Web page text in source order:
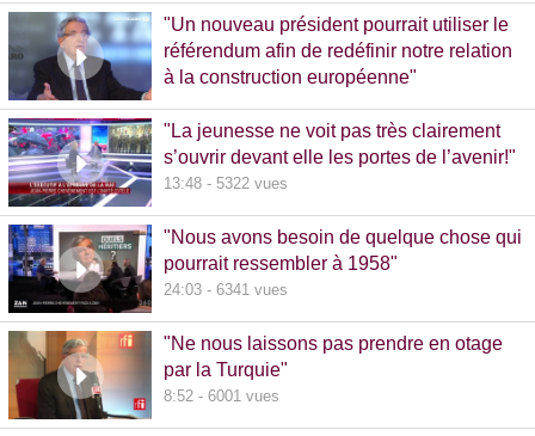
"Un nouveau président pourrait utiliser le
référendum afin de redéfinir notre relation
à la construction européenne"
"La jeunesse ne voit pas très clairement
s’ouvrir devant elle les portes de l’avenir!"
13:48 - 5322 vues
"Nous avons besoin de quelque chose qui
pourrait ressembler à 1958"
24:03 - 6341 vues
"Ne nous laissons pas prendre en otage
par la Turquie"
8:52 - 6001 vues